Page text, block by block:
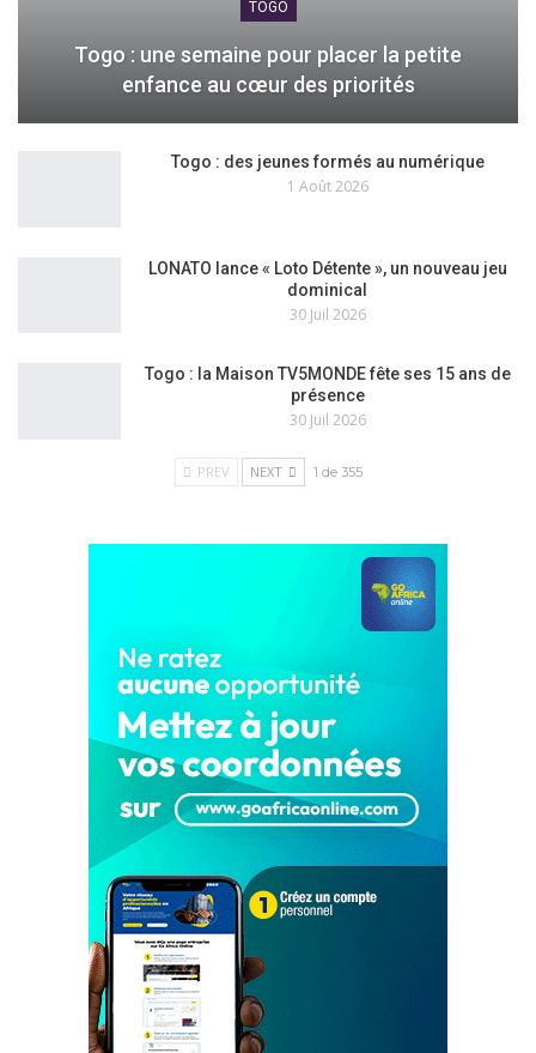
TOGO
Togo : une semaine pour placer la petite
enfance au cœur des priorités
Togo : des jeunes formés au numérique
1 Août 2026
LONATO lance « Loto Détente », un nouveau jeu
dominical
30 Juil 2026
Togo : la Maison TV5MONDE fête ses 15 ans de
présence
30 Juil 2026
PREV NEXT 1 de 355